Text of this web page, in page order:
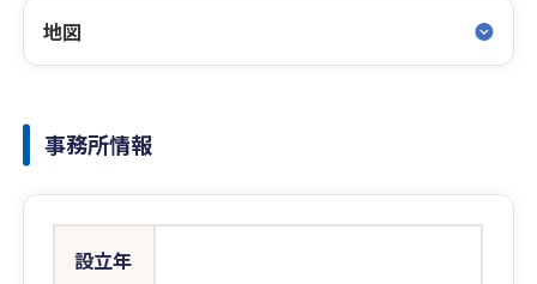
地図
事務所情報
設立年